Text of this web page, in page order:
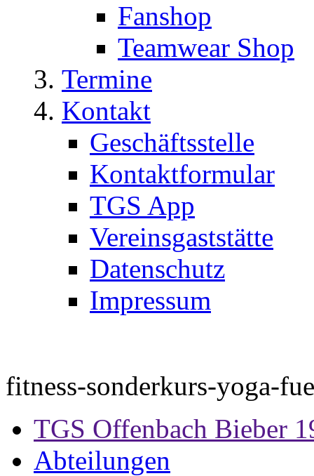
Fanshop
Teamwear Shop
Termine
Kontakt
Geschäftsstelle
Kontaktformular
TGS App
Vereinsgaststätte
Datenschutz
Impressum
fitness-sonderkurs-yoga-
TGS Offenbach Bieber
Abteilungen